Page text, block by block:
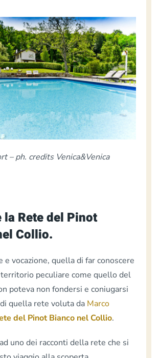
– ph. credits Venica&Venica
la Rete del Pinot
Collio.
e vocazione, quella di far conoscere
peculiare come quello del
poteva non fondersi e coniugarsi
quella rete voluta da Marco
del Pinot Bianco nel Collio.
uno dei racconti della rete che si